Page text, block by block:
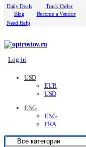
Daily Deals
Track Order
Blog
Become a Vendor
Need Help
Log in
USD
EUR
USD
ENG
ENG
FRA